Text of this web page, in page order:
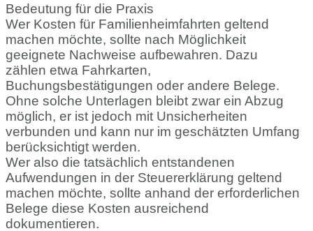
Bedeutung für die Praxis
Wer Kosten für Familienheimfahrten geltend
machen möchte, sollte nach Möglichkeit
geeignete Nachweise aufbewahren. Dazu
zählen etwa Fahrkarten,
Buchungsbestätigungen oder andere Belege.
Ohne solche Unterlagen bleibt zwar ein Abzug
möglich, er ist jedoch mit Unsicherheiten
verbunden und kann nur im geschätzten Umfang
berücksichtigt werden.
Wer also die tatsächlich entstandenen
Aufwendungen in der Steuererklärung geltend
machen möchte, sollte anhand der erforderlichen
Belege diese Kosten ausreichend
dokumentieren.